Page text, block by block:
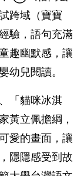
跨域（寶寶
驗，語句充滿
趣幽默感，讓
幼兒閱讀。
「貓咪冰淇
黃立佩擔綱，
愛的畫面，讓
隱隱感受到故